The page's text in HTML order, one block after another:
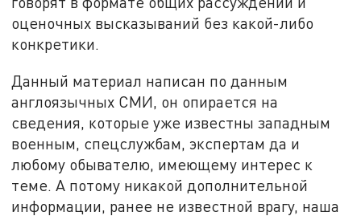
оценочных высказываний без какой-либо
конкретики.
Данный материал написан по данным
англоязычных СМИ, он опирается на
сведения, которые уже известны западным
военным, спецслужбам, экспертам да и
любому обывателю, имеющему интерес к
теме. А потому никакой дополнительной
информации, ранее не известной врагу, наша